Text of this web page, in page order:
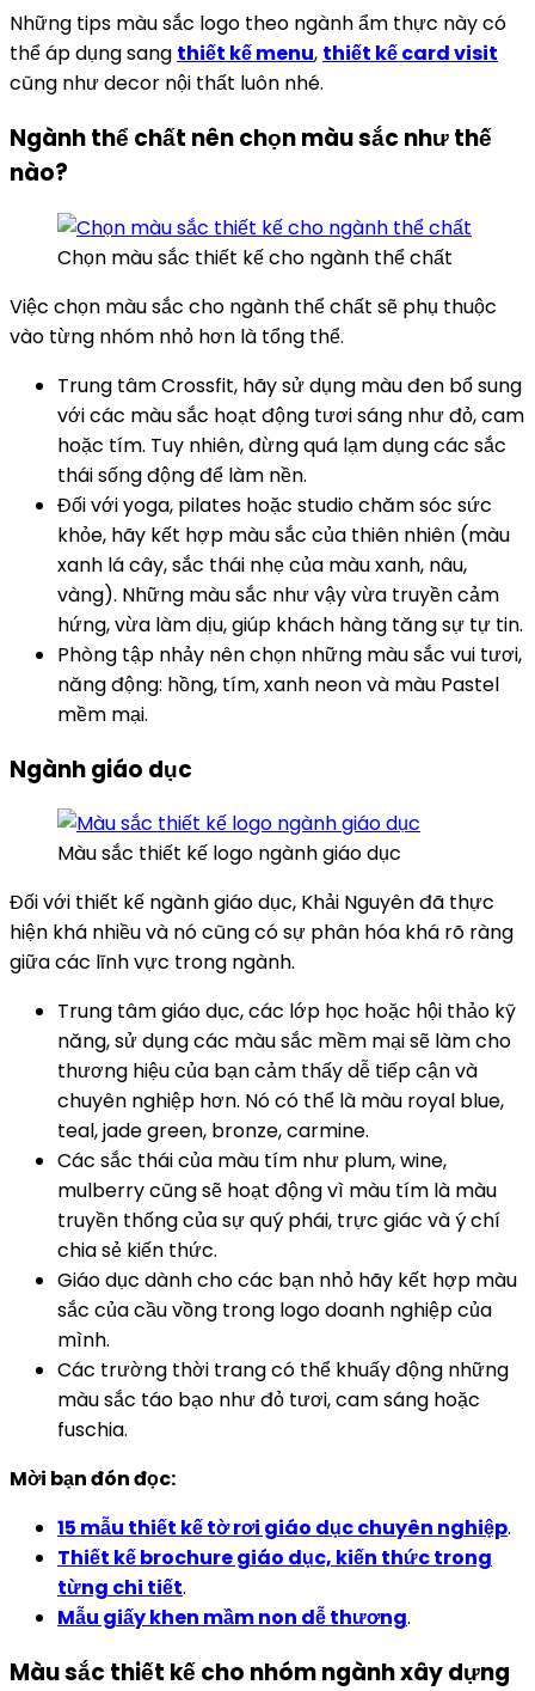
Những tips màu sắc logo theo ngành ẩm thực này có
thể áp dụng sang thiết kế menu, thiết kế card visit
cũng như decor nội thất luôn nhé.
Ngành thể chất nên chọn màu sắc như thế
nào?
Chọn màu sắc thiết kế cho ngành thể chất
Việc chọn màu sắc cho ngành thể chất sẽ phụ thuộc
vào từng nhóm nhỏ hơn là tổng thể.
Trung tâm Crossfit, hãy sử dụng màu đen bổ sung
với các màu sắc hoạt động tươi sáng như đỏ, cam
hoặc tím. Tuy nhiên, đừng quá lạm dụng các sắc
thái sống động để làm nền.
Đối với yoga, pilates hoặc studio chăm sóc sức
khỏe, hãy kết hợp màu sắc của thiên nhiên (màu
xanh lá cây, sắc thái nhẹ của màu xanh, nâu,
vàng). Những màu sắc như vậy vừa truyền cảm
hứng, vừa làm dịu, giúp khách hàng tăng sự tự tin.
Phòng tập nhảy nên chọn những màu sắc vui tươi,
năng động: hồng, tím, xanh neon và màu Pastel
mềm mại.
Ngành giáo dục
Màu sắc thiết kế logo ngành giáo dục
Đối với thiết kế ngành giáo dục, Khải Nguyên đã thực
hiện khá nhiều và nó cũng có sự phân hóa khá rõ ràng
giữa các lĩnh vực trong ngành.
Trung tâm giáo dục, các lớp học hoặc hội thảo kỹ
năng, sử dụng các màu sắc mềm mại sẽ làm cho
thương hiệu của bạn cảm thấy dễ tiếp cận và
chuyên nghiệp hơn. Nó có thể là màu royal blue,
teal, jade green, bronze, carmine.
Các sắc thái của màu tím như plum, wine,
mulberry cũng sẽ hoạt động vì màu tím là màu
truyền thống của sự quý phái, trực giác và ý chí
chia sẻ kiến thức.
Giáo dục dành cho các bạn nhỏ hãy kết hợp màu
sắc của cầu vồng trong logo doanh nghiệp của
mình.
Các trường thời trang có thể khuấy động những
màu sắc táo bạo như đỏ tươi, cam sáng hoặc
fuschia.
Mời bạn đón đọc:
15 mẫu thiết kế tờ rơi giáo dục chuyên nghiệp.
Thiết kế brochure giáo dục, kiến thức trong
từng chi tiết.
Mẫu giấy khen mầm non dễ thương.
Màu sắc thiết kế cho nhóm ngành xây dựng